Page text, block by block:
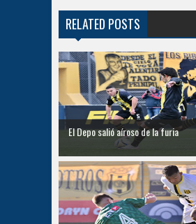
RELATED POSTS
El Depo salió aíroso de la furia